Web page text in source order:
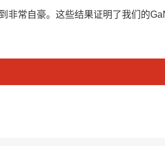
非常自豪。这些结果证明了我们的